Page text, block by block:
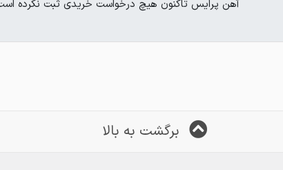
آهن پرایس تاکنون هیچ درخواست خریدی ثبت نکرده
برگشت به بالا